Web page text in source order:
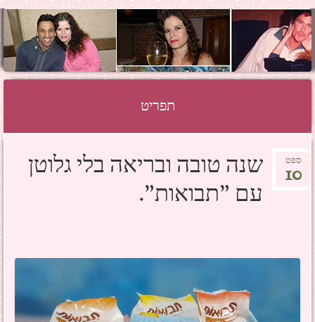
SHOSH HAZAN
GRINBERG
תפריט
שנה טובה ובריאה בלי גלוטן
עם "תבואות".
ספט
10